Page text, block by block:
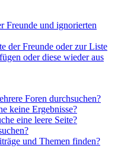
Freunde und ignorierten
der Freunde oder zur Liste
oder diese wieder aus
Foren durchsuchen?
keine Ergebnisse?
eine leere Seite?
und Themen finden?